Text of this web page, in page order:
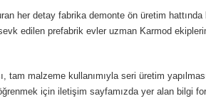
her detay fabrika demonte ön üretim
edilen prefabrik evler uzman Karmod
malzeme kullanımıyla seri üretim
için iletişim sayfamızda yer alan bilgi